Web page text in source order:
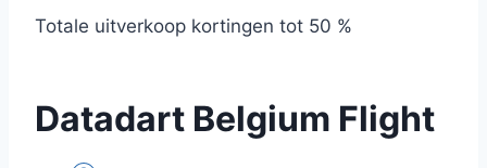
Totale uitverkoop kortingen tot 50 %
Datadart Belgium Flight